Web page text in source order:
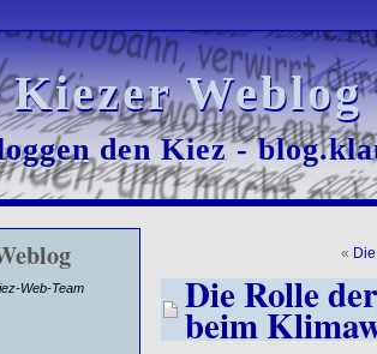
Kiezer
Kiezer
den Kiez -
den Kiez -
Web-Team
«
Die Rolle
beim